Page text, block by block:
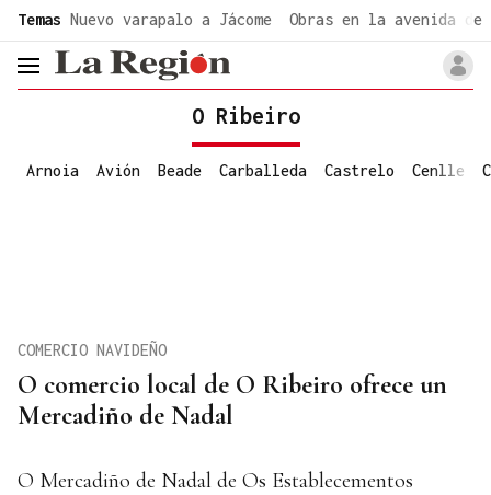
Temas Nuevo varapalo a Jácome Obras en la avenida de
header.menu.open
O Ribeiro
Arnoia Avión Beade Carballeda Castrelo Cenlle
O comercio local de O Ribeiro ofrece un
Mercadiño de Nadal
COMERCIO NAVIDEÑO
O Mercadiño de Nadal de Os Establecementos